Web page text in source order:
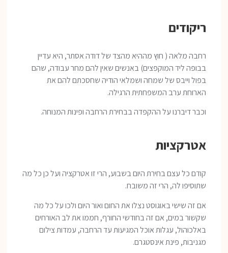
ריקודים
רחבה מלאה ( חוץ מההיא מהצד של דודה אסתר, היא עדיין
בבופה ליד המוקפצים) באנשים שאין להם מחר עבודה, שהם
בפול וייבס של שמחה ושמלאי הודיה שחסכתם להם את
הארוחת ערב המשפחתית הרגילה.
וכבר דיברנו על ההקפדה בבחירת הרחבה ופינות המנוחה.
אטרקציות
קודם כל עצם בחירת היום בשבוע, הרי זו אטרקציה ועל כן כל מה
שתוסיפו לה, הרי זה משובח.
אם זה שישי באוגוסט נצלו את החום ואור היום ולכו על כל מה
שקשור במים, אם זה בחודשי החורף, חממו את לב האורחים
באלכוהול, עגלות אוכל המגיעות עד הרחבה, עמדות צילום
מגניבות, פינת אינסטגרם.